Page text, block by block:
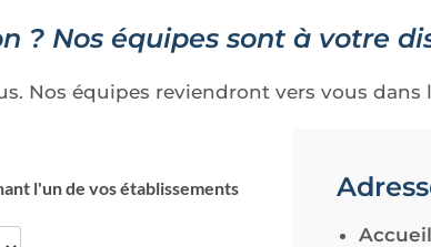
? Nos équipes sont à votre
Nos équipes reviendront vers vous dans
l'un de vos établissements